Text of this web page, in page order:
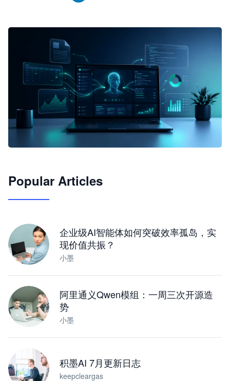
JimoClaw 桌面 AI Agent 工作台
Popular Articles
企业级AI智能体如何突破效率孤岛，实
现价值共振？
小墨
阿里通义Qwen模组：一周三次开源造
势
小墨
积墨AI 7月更新日志
keepcleargas